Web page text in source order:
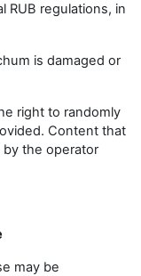
RUB regulations, in
is damaged or
right to randomly
Content that
by the operator
may be